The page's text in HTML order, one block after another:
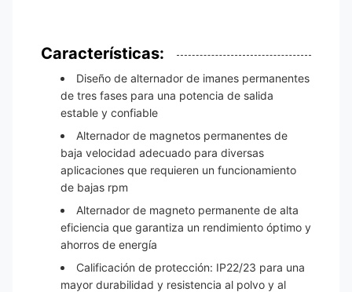
Características:
Diseño de alternador de imanes permanentes
de tres fases para una potencia de salida
estable y confiable
Alternador de magnetos permanentes de
baja velocidad adecuado para diversas
aplicaciones que requieren un funcionamiento
de bajas rpm
Alternador de magneto permanente de alta
eficiencia que garantiza un rendimiento óptimo y
ahorros de energía
Calificación de protección: IP22/23 para una
mayor durabilidad y resistencia al polvo y al